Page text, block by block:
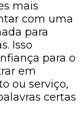
mais
com uma
para
Isso
para o
em
ou serviço,
certas